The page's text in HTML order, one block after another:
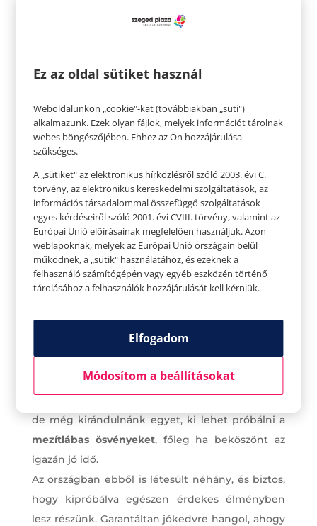
több száz tanösvény található, így biztosan van a
kedve utazni a családnak, távolabbi helyeket is
tanösvények, mocsarakon, sziklákon átvezető
ösvények és olyanok is, amik a fák lombjai között
vezetnek. Bármelyikbe látogatunk el, jól fog
de még kirándulnánk egyet, ki lehet próbálni a
mezítlábas ösvényeket, főleg ha beköszönt az
igazán jó idő.
Az országban ebből is létesült néhány, és biztos,
hogy kipróbálva egészen érdekes élményben
lesz részünk. Garantáltan jókedvre hangol, ahogy
Ez az oldal sütiket használ
Weboldalunkon „cookie"-kat (továbbiakban „süti")
alkalmazunk. Ezek olyan fájlok, melyek információt tárolnak
webes böngészőjében. Ehhez az Ön hozzájárulása
szükséges.
A „sütiket" az elektronikus hírközlésről szóló 2003. évi C.
törvény, az elektronikus kereskedelmi szolgáltatások, az
információs társadalommal összefüggő szolgáltatások
egyes kérdéseiről szóló 2001. évi CVIII. törvény, valamint az
Európai Unió előírásainak megfelelően használjuk. Azon
weblapoknak, melyek az Európai Unió országain belül
működnek, a „sütik" használatához, és ezeknek a
felhasználó számítógépén vagy egyéb eszközén történő
tárolásához a felhasználók hozzájárulását kell kérniük.
Elfogadom
Módosítom a beállításokat